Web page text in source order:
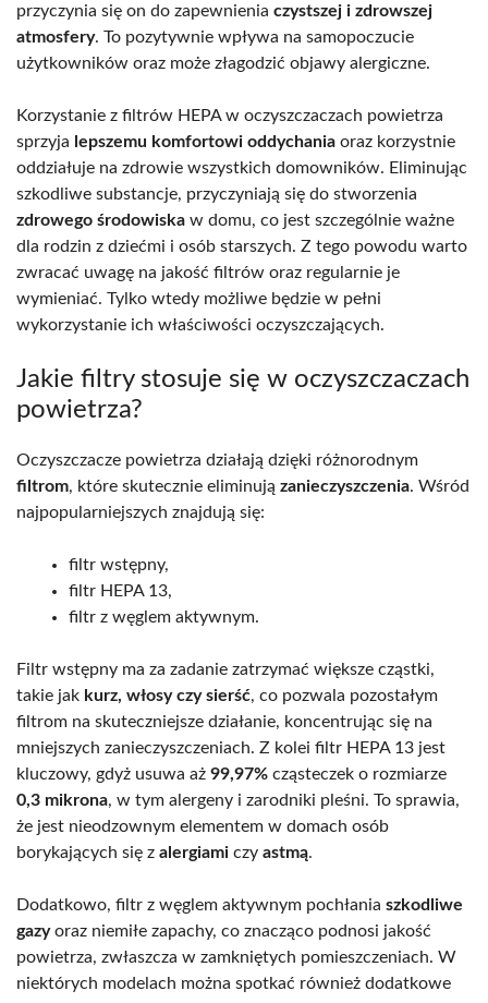
przyczynia się on do zapewnienia czystszej i zdrowszej
atmosfery. To pozytywnie wpływa na samopoczucie
użytkowników oraz może złagodzić objawy alergiczne.
Korzystanie z filtrów HEPA w oczyszczaczach powietrza
sprzyja lepszemu komfortowi oddychania oraz korzystnie
oddziałuje na zdrowie wszystkich domowników. Eliminując
szkodliwe substancje, przyczyniają się do stworzenia
zdrowego środowiska w domu, co jest szczególnie ważne
dla rodzin z dziećmi i osób starszych. Z tego powodu warto
zwracać uwagę na jakość filtrów oraz regularnie je
wymieniać. Tylko wtedy możliwe będzie w pełni
wykorzystanie ich właściwości oczyszczających.
Jakie filtry stosuje się w oczyszczaczach
powietrza?
Oczyszczacze powietrza działają dzięki różnorodnym
filtrom, które skutecznie eliminują zanieczyszczenia. Wśród
najpopularniejszych znajdują się:
filtr wstępny,
filtr HEPA 13,
filtr z węglem aktywnym.
Filtr wstępny ma za zadanie zatrzymać większe cząstki,
takie jak kurz, włosy czy sierść, co pozwala pozostałym
filtrom na skuteczniejsze działanie, koncentrując się na
mniejszych zanieczyszczeniach. Z kolei filtr HEPA 13 jest
kluczowy, gdyż usuwa aż 99,97% cząsteczek o rozmiarze
0,3 mikrona, w tym alergeny i zarodniki pleśni. To sprawia,
że jest nieodzownym elementem w domach osób
borykających się z alergiami czy astmą.
Dodatkowo, filtr z węglem aktywnym pochłania szkodliwe
gazyoraz niemiłe zapachy, co znacząco podnosi jakość
powietrza, zwłaszcza w zamkniętych pomieszczeniach. W
niektórych modelach można spotkać również dodatkowe